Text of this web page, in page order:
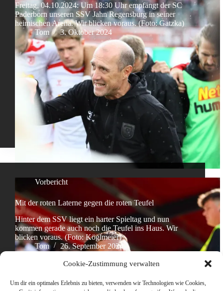
Cookie-Zustimmung verwalten
Um dir ein optimales Erlebnis zu bieten, verwenden wir Technologien wie Cookies,
Freitag, 04.10.2024: Um 18:30 Uhr empfängt der SC
Paderborn unseren SSV Jahn Regensburg in seiner
heimischen Arena. Wir blicken voraus. (Foto: Gatzka)
Tom
3. Oktober 2024
Vorbericht
Mit der roten Laterne gegen die roten Teufel
Hinter dem SSV liegt ein harter Spieltag und nun
kommen gerade auch noch die Teufel ins Haus. Wir
blicken voraus. (Foto: Köglmeier)
Tom
26. September 2024